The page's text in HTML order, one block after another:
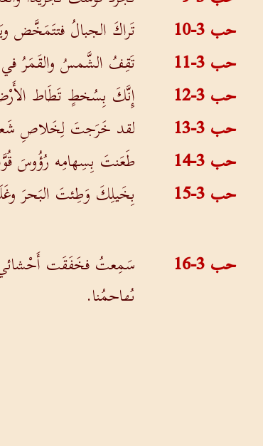
حب 3-10
تَراكَ الجبالُ فتتَمَخَّض
حب 3-11
تَقِفُ الشَّمسُ والقَمَرُ
حب 3-12
إِنَّكَ بِسُخطٍ تَطَاط
حب 3-13
لقد خَرَجتَ لِخَلاصِ
حب 3-14
طَعَنتَ بِسِهامِه رُؤُوسَ
حب 3-15
بِخَيلِكَ وَطِئتَ البَحرَ
حب 3-16
سَمِعتُ فخَفَقَت
يُهاجِمُنا.